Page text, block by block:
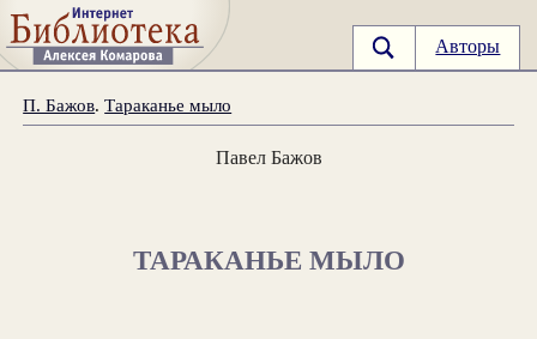
Авторы
П. Бажов.Тараканье мыло
Павел Бажов
ТАРАКАНЬЕ МЫЛО